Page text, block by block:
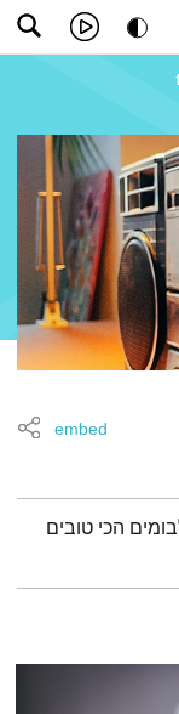
embed
לאלבומים הכי טובים